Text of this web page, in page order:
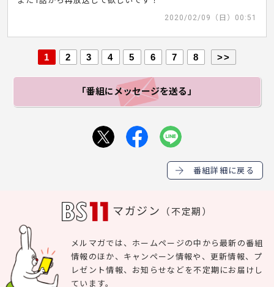
2020/02/09（日）00:51
1 2 3 4 5 6 7 8 >>
「番組にメッセージを送る」
番組詳細に戻る
マガジン （不定期）
メルマガでは、ホームページの中から最新の番組
情報のほか、キャンペーン情報や、更新情報、プ
レゼント情報、お知らせなどを不定期にお届けし
ています。